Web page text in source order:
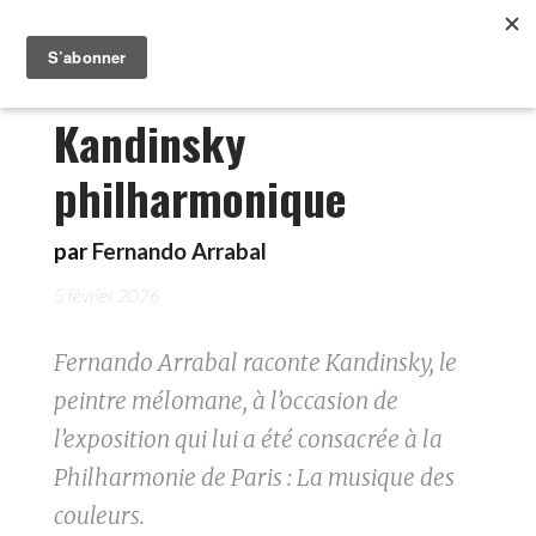
Kandinsky
philharmonique
par Fernando Arrabal
5 février 2026
Fernando Arrabal raconte Kandinsky, le
peintre mélomane, à l’occasion de
l’exposition qui lui a été consacrée à la
Philharmonie de Paris : La musique des
couleurs.